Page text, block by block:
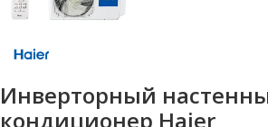
Инверторный
кондиционер Haier